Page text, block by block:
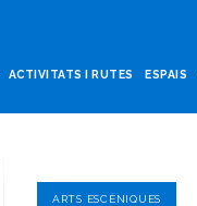
ACTIVITATS I RUTES ESPAIS
ARTS ESCÈNIQUES